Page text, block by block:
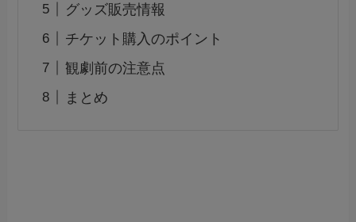
グッズ販売情報
チケット購入のポイント
観劇前の注意点
まとめ